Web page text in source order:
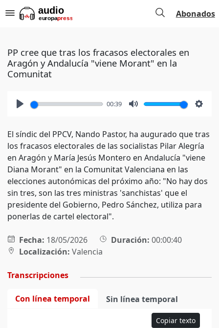
Abonados
PP cree que tras los fracasos electorales en
Aragón y Andalucía "viene Morant" en la
Comunitat
00:39
El síndic del PPCV, Nando Pastor, ha augurado que tras
los fracasos electorales de las socialistas Pilar Alegría
en Aragón y María Jesús Montero en Andalucía "viene
Diana Morant" en la Comunitat Valenciana en las
elecciones autonómicas del próximo año: "No hay dos
sin tres, son las tres ministras 'sanchistas' que el
presidente del Gobierno, Pedro Sánchez, utiliza para
ponerlas de cartel electoral".
Fecha: 18/05/2026 Duración: 00:00:40
Localización: Valencia
Transcripciones
Con línea temporal Sin línea temporal
Copiar texto